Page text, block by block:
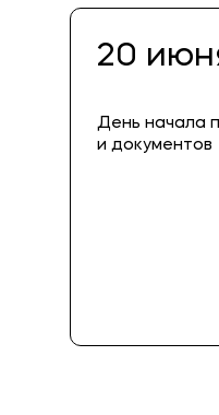
20
День начала
и документов